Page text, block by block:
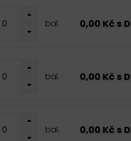
bal. 0,00 Kč s
bal. 0,00 Kč s
bal. 0,00 Kč s